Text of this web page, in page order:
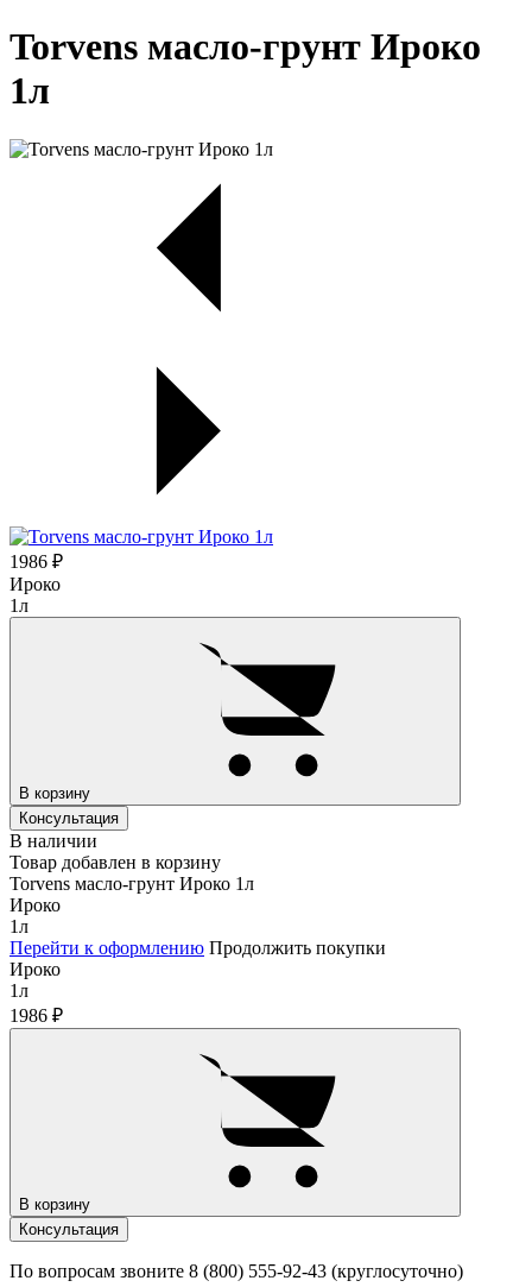
Torvens масло-грунт Ироко
1л
1986 ₽
Ироко
1л
В корзину
Консультация
В наличии
Товар добавлен в корзину
Torvens масло-грунт Ироко 1л
Ироко
1л
Перейти к оформлению Продолжить покупки
Ироко
1л
1986 ₽
В корзину
Консультация
По вопросам звоните 8 (800) 555-92-43 (круглосуточно)